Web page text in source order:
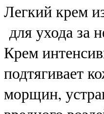
Легкий крем
для ухода за
Крем
подтягивает
морщин,